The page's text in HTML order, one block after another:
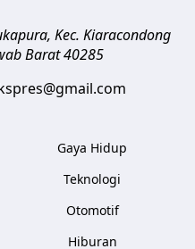
Kec. Kiaracondong
Barat 40285
Gaya Hidup
Teknologi
Otomotif
Hiburan